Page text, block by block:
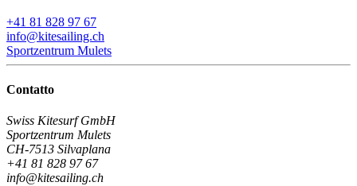
+41 81 828 97 67
info@kitesailing.ch
Sportzentrum Mulets
Contatto
Swiss Kitesurf GmbH
Sportzentrum Mulets
CH-7513 Silvaplana
+41 81 828 97 67
info@kitesailing.ch